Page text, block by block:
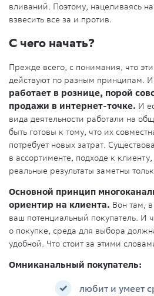
вливаний. Поэтому, нацеливаясь
взвесить все за и против.
С чего начать?
Прежде всего, с понимания, что
действуют по разным принципам. И
работает в рознице, порой
продажи в интернет-точке. И
вида деятельности работали на
быть готовы к тому, что их
потребует новых затрат.
в ассортименте, подходе к
реальные результаты заметны
Основной принцип
ориентир на клиента. Вон там,
ваш потенциальный покупатель. И
о покупке, среда для выбора
удобной. Что стоит за этими
Омниканальный покупатель:
любит и умеет